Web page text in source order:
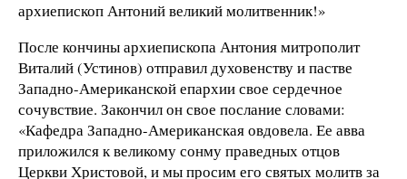
архиепископ Антоний великий молитвенник!»
После кончины архиепископа Антония митрополит
Виталий (Устинов) отправил духовенству и пастве
Западно-Американской епархии свое сердечное
сочувствие. Закончил он свое послание словами:
«Кафедра Западно-Американская овдовела. Ее авва
приложился к великому сонму праведных отцов
Церкви Христовой, и мы просим его святых молитв за